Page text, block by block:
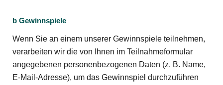
b Gewinnspiele
Wenn Sie an einem unserer Gewinnspiele teilnehmen,
verarbeiten wir die von Ihnen im Teilnahmeformular
angegebenen personenbezogenen Daten (z. B. Name,
E-Mail-Adresse), um das Gewinnspiel durchzuführen